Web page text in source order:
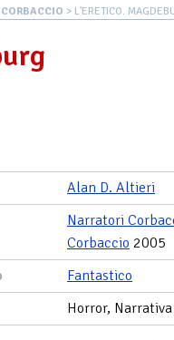
> L'ERETICO.
Alan D. Altieri
Narratori
Corbaccio 2005
Fantastico
Horror, Narrativa